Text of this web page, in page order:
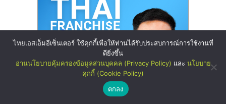
ไทยเอสเอ็มอีเซ็นเตอร์ ใช้คุกกี้เพื่อให้ท่านได้รับประสบการณ์การใช้งานที่
ดียิ่งขึ้น
อ่านนโยบายคุ้มครองข้อมูลส่วนบุคคล (Privacy Policy) และ นโยบาย
คุกกี้ (Cookie Policy)
ตกลง